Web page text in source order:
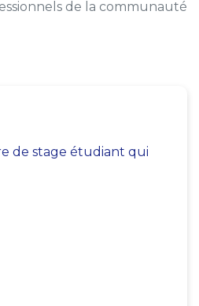
de la communauté
de stage étudiant qui